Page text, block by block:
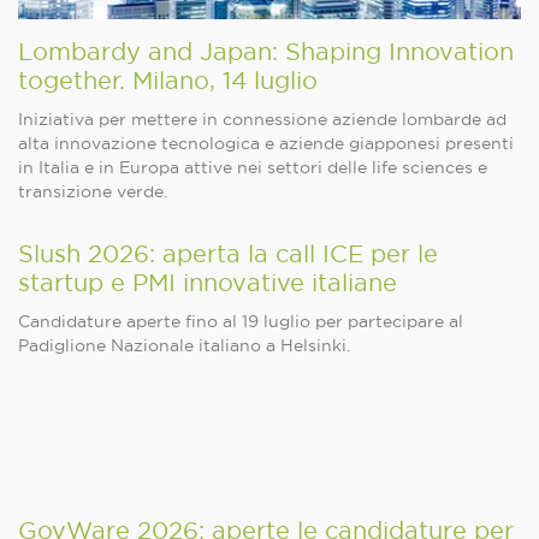
Lombardy and Japan: Shaping Innovation
together. Milano, 14 luglio
Iniziativa per mettere in connessione aziende lombarde ad
alta innovazione tecnologica e aziende giapponesi presenti
in Italia e in Europa attive nei settori delle life sciences e
transizione verde.
Slush 2026: aperta la call ICE per le
startup e PMI innovative italiane
Candidature aperte fino al 19 luglio per partecipare al
Padiglione Nazionale italiano a Helsinki.
GovWare 2026: aperte le candidature per